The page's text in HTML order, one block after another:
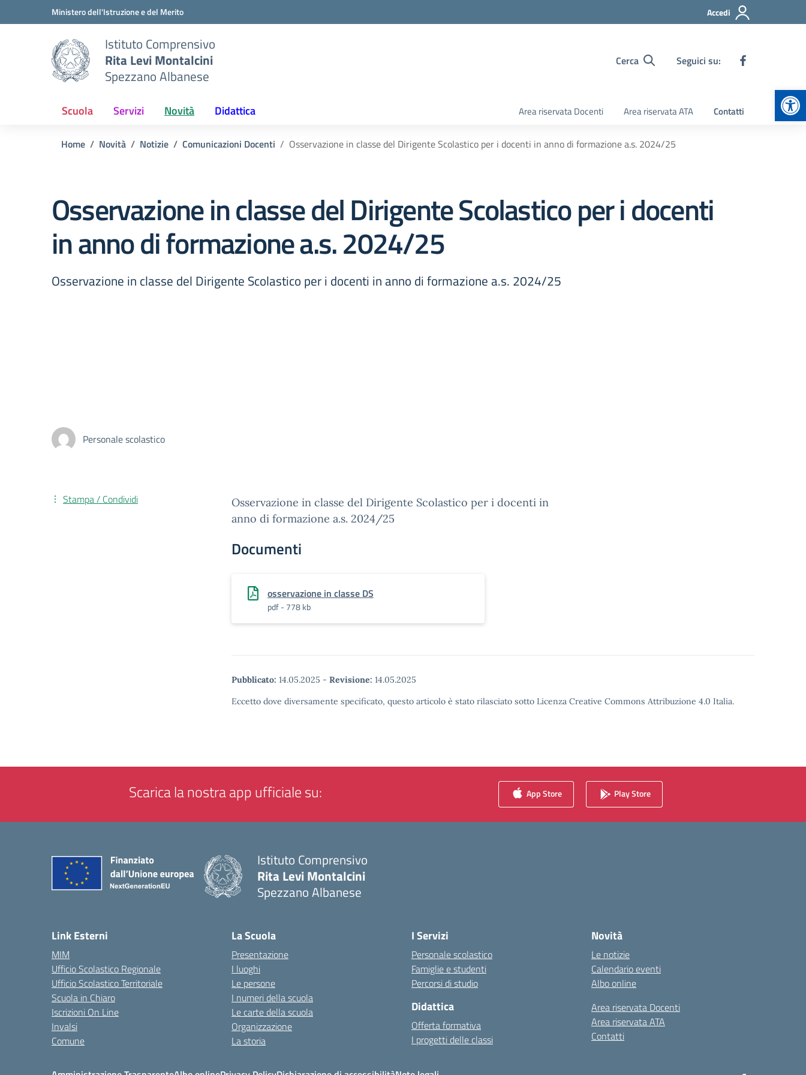
Vai ai contenuti
Vai al menu di navigazioneMinistero dell'Istruzione e del Merito Accedi
Istituto Comprensivo
Rita Levi Montalcini
Spezzano Albanese
Cerca Seguici su:
Scuola Servizi Novità Didattica Area riservata Docenti Area riservata ATA Contatti
Home Novità Notizie Comunicazioni Docenti Osservazione in classe del Dirigente Scolastico per i docenti in anno di formazione a.s. 2024/25
Osservazione in classe del Dirigente Scolastico per i docenti
in anno di formazione a.s. 2024/25
Osservazione in classe del Dirigente Scolastico per i docenti in anno di formazione a.s. 2024/25
Personale scolastico
Osservazione in classe del Dirigente Scolastico per i docenti in
anno di formazione a.s. 2024/25
Documenti
osservazione in classe DS
pdf - 778 kb
Pubblicato: 14.05.2025 - Revisione: 14.05.2025
Eccetto dove diversamente specificato, questo articolo è stato rilasciato sotto Licenza Creative Commons Attribuzione 4.0 Italia.
Stampa / Condividi
Scarica la nostra app ufficiale su: App Store Play Store
Istituto Comprensivo
Rita Levi Montalcini
Spezzano Albanese
Link Esterni
MIM
Ufficio Scolastico Regionale
Ufficio Scolastico Territoriale
Scuola in Chiaro
Iscrizioni On Line
Invalsi
Comune
La Scuola
Presentazione
I luoghi
Le persone
I numeri della scuola
Le carte della scuola
Organizzazione
La storia
I Servizi
Personale scolastico
Famiglie e studenti
Percorsi di studio
Didattica
Offerta formativa
I progetti delle classi
Novità
Le notizie
Calendario eventi
Albo online
Area riservata Docenti
Area riservata ATA
Contatti